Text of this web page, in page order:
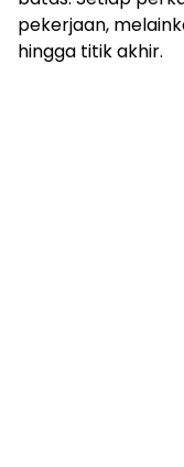
pekerjaan,
hingga titik akhir.